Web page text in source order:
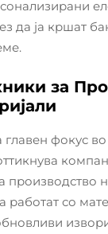
да ја кршат
за
фокус
производство
работат со